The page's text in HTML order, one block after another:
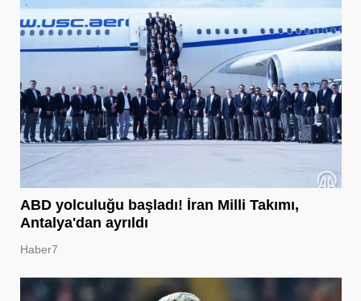
ABD yolculuğu başladı! İran Milli Takımı,
Antalya'dan ayrıldı
Haber7